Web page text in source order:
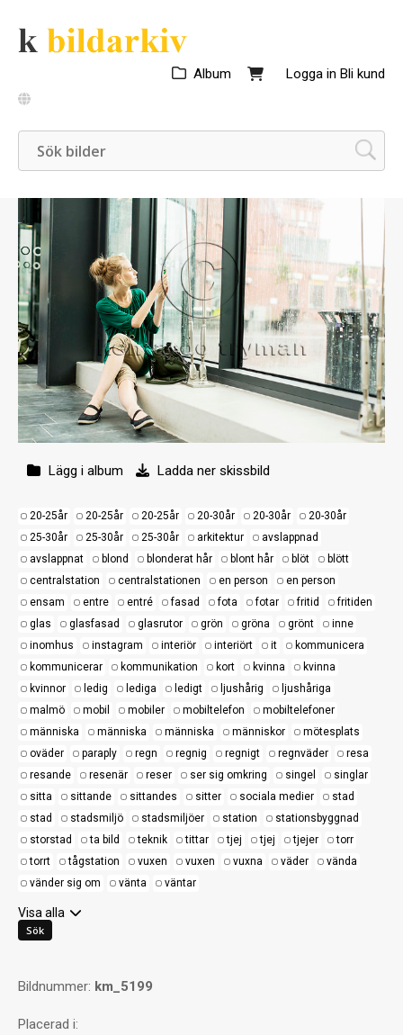
Logga in Bli kund
Album
Lägg i album Ladda ner skissbild
20-25år 20-25år 20-25år 20-30år 20-30år
20-30år
25-30år
25-30år 25-30år arkitektur
avslappnad
avslappnat
blond blonderat hår blont hår blöt
blött
centralstation
centralstationen en person
en person
ensam
entre entré fasad fota fotar fritid
fritiden
glas
glasfasad glasrutor grön gröna grönt
inne
inomhus
instagram interiör interiört it
kommunicera
kommunicerar
kommunikation kort kvinna
kvinna
kvinnor
ledig lediga ledigt ljushårig
ljushåriga
malmö
mobil mobiler mobiltelefon
mobiltelefoner
människa
människa människa människor
mötesplats
oväder
paraply regn regnig regnigt regnväder
resa
resande
resenär reser ser sig omkring singel
singlar
sitta
sittande sittandes sitter sociala medier
stad
stad
stadsmiljö stadsmiljöer station
stationsbyggnad
storstad
ta bild teknik tittar tjej tjej tjejer
torr
torrt
tågstation vuxen vuxen vuxna väder
vända
vänder sig om
vänta väntar
Visa alla
Bildnummer: km_5199
Placerad i: